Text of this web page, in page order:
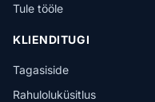
Tule tööle
KLIENDITUGI
Tagasiside
Rahuloluküsitlus